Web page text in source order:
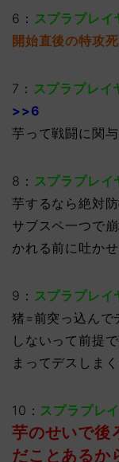
6： スプラプレイ
開始直後の特攻
7： スプラプレイ
>>6
芋って戦闘に関
8： スプラプレイ
芋するなら絶対
サブスペ一つで
かれる前に吐か
9： スプラプレイ
猪=前突っ込んで
しないって前提
まってデスしま
10： スプラプレ
芋のせいで後
だことあるか